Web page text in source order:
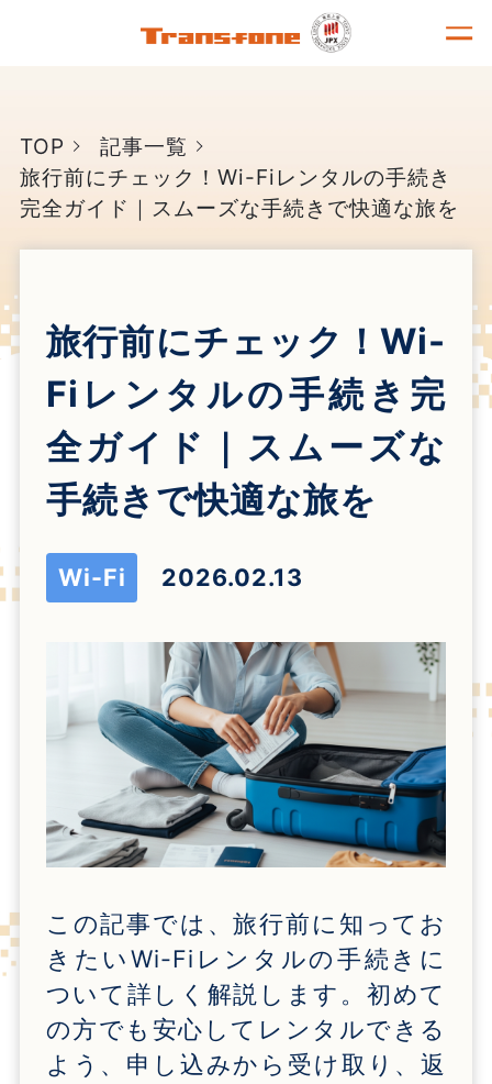
TOP
記事一覧
旅行前にチェック！Wi-Fiレンタルの手続き
完全ガイド｜スムーズな手続きで快適な旅を
旅行前にチェック！Wi-
Fiレンタルの手続き完
全ガイド｜スムーズな
手続きで快適な旅を
Wi-Fi 2026.02.13
この記事では、旅行前に知ってお
きたいWi-Fi レンタルの手続きに
ついて詳しく解説します。初めて
の方でも安心してレンタルできる
よう、申し込みから受け取り、返